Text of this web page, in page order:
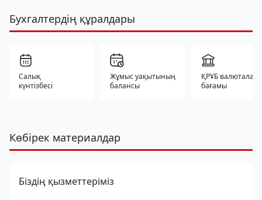
Бухгалтердің құралдары
Салық
күнтізбесі
Жұмыс уақытының
балансы
ҚРҰБ валюталар
бағамы
Көбірек материалдар
Біздің қызметтеріміз